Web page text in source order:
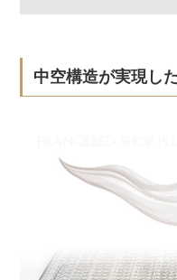
中空構造が実現し